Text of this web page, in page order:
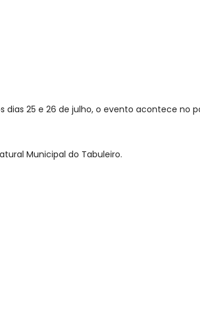
dias 25 e 26 de julho, o evento acontece no
Municipal do Tabuleiro.